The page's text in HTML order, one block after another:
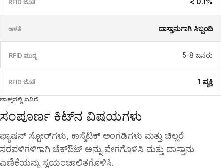
< 0.1%
ದಾಸ್ತಾನುಗಾಗಿ ಸಿಬ್ಬಂದಿ
5-8 ಜನರು
1 ವ್ಯಕ್ತಿ
ಬಾಕ್ಸ್‌ನಲ್ಲಿ ಏನಿದೆ
ಸಂಪೂರ್ಣ ಕಿಟ್‌ನ ವಿಷಯಗಳು
ಫ್ಯಾಷನ್ ಸ್ಟೋರ್‌ಗಳು, ಕಾಸ್ಮೆಟಿಕ್ ಅಂಗಡಿಗಳು ಮತ್ತು ಚಿಲ್ಲರೆ
ಸರಪಳಿಗಳಿಗಾಗಿ ಚೆಕ್‌ಔಟ್ ಅನ್ನು ವೇಗಗೊಳಿಸಿ ಮತ್ತು ದಾಸ್ತಾನು
ಎಣಿಕೆಯನ್ನು ಸ್ವಯಂಚಾಲಿತಗೊಳಿಸಿ.